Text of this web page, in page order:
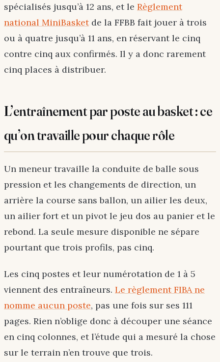
spécialisés jusqu’à 12 ans, et le Règlement
national MiniBasketde la FFBB fait jouer à trois
ou à quatre jusqu’à 11 ans, en réservant le cinq
contre cinq aux confirmés. Il y a donc rarement
cinq places à distribuer.
L’entraînement par poste au basket : ce
qu’on travaille pour chaque rôle
Un meneur travaille la conduite de balle sous
pression et les changements de direction, un
arrière la course sans ballon, un ailier les deux,
un ailier fort et un pivot le jeu dos au panier et le
rebond. La seule mesure disponible ne sépare
pourtant que trois profils, pas cinq.
Les cinq postes et leur numérotation de 1 à 5
viennent des entraîneurs. Le règlement FIBA ne
nomme aucun poste, pas une fois sur ses 111
pages. Rien n’oblige donc à découper une séance
en cinq colonnes, et l’étude qui a mesuré la chose
sur le terrain n’en trouve que trois.